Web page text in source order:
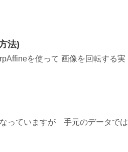
法)
を使って 画像を回転する実
っていますが 手元のデータでは